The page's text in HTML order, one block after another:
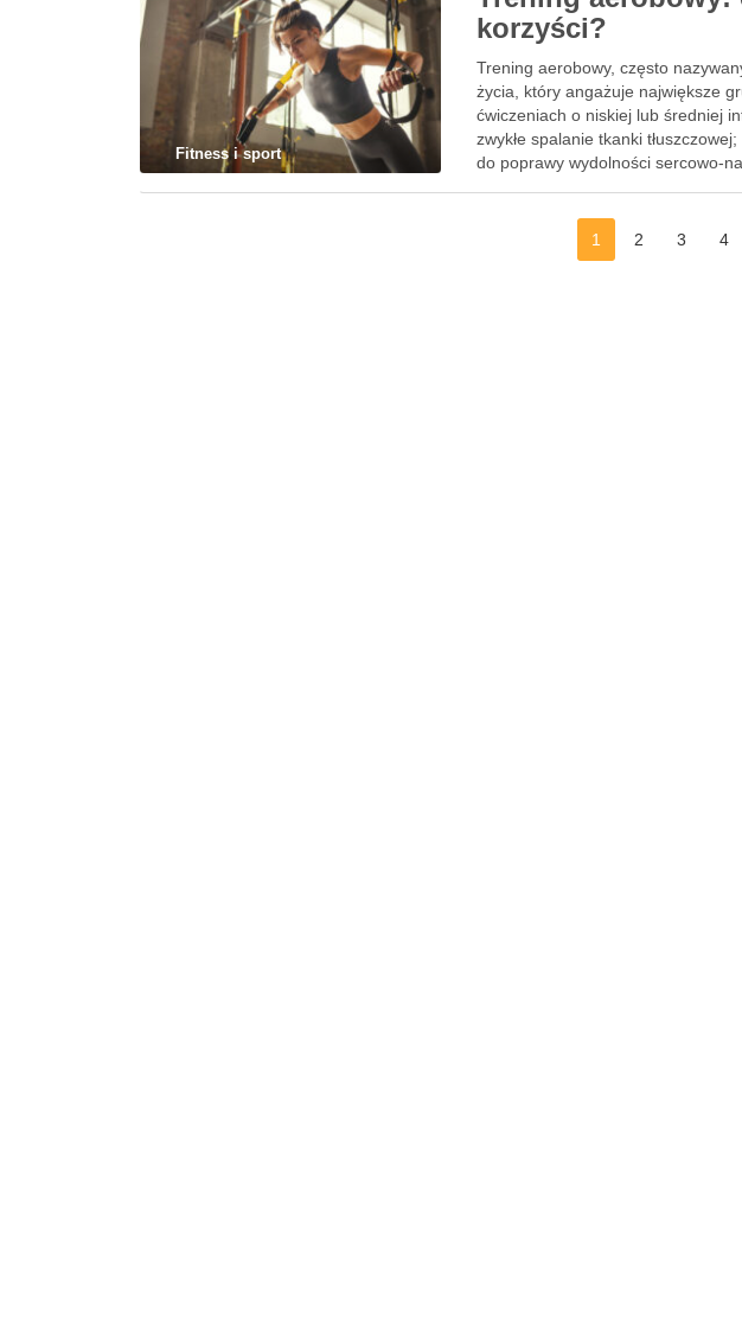
Fitness i sport
korzyści?
Trening aerobowy, często
życia, który angażuje największe
ćwiczeniach o niskiej lub średniej
zwykłe spalanie tkanki
do poprawy wydolności sercowo-
1 2 3 4